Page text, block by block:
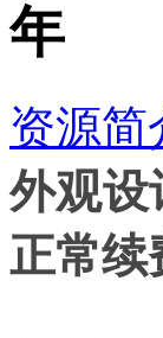
年
资源简
外观设
正常续